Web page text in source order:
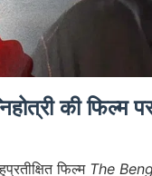
की फिल्म
फिल्म The